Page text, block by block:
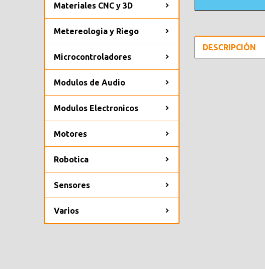
Materiales CNC y 3D
Metereologia y Riego
Microcontroladores
Modulos de Audio
Modulos Electronicos
Motores
Robotica
Sensores
Varios
DESCRIPCIÓN